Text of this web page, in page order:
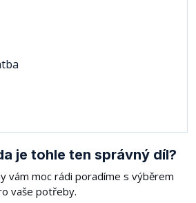
je tohle ten správný díl?
vám moc rádi poradíme s výběrem
vaše potřeby.